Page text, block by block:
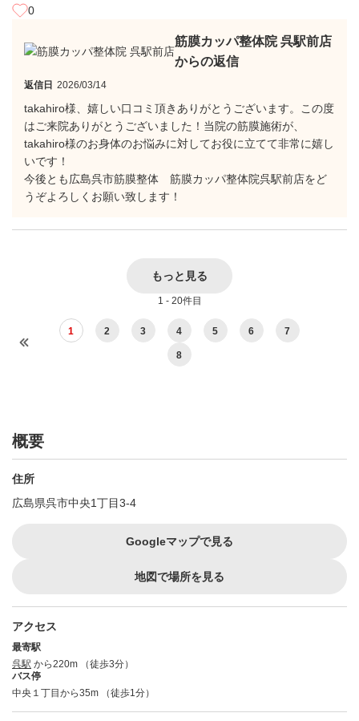
0
筋膜カッパ整体院 呉駅前店
からの返信
返信日 2026/03/14
takahiro様、嬉しい口コミ頂きありがとうございます。この度
はご来院ありがとうございました！当院の筋膜施術が、
takahiro様のお身体のお悩みに対してお役に立てて非常に嬉し
いです！
今後とも広島呉市筋膜整体 筋膜カッパ整体院呉駅前店をど
うぞよろしくお願い致します！
もっと見る
1 - 20件目
1 2 3 4 5 6 7
8
概要
住所
広島県呉市中央1丁目3-4
Googleマップで見る
地図で場所を見る
アクセス
最寄駅
呉駅 から220m （徒歩3分）
バス停
中央１丁目から35m （徒歩1分）